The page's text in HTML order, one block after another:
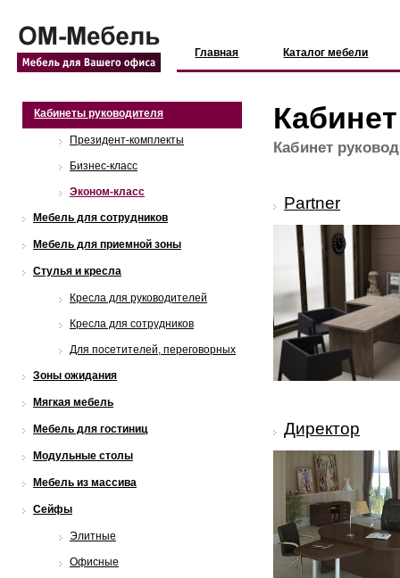
Главная Каталог мебели
Кабинеты руководителя
Президент-комплекты
Бизнес-класс
Эконом-класс
Мебель для сотрудников
Мебель для приемной зоны
Стулья и кресла
Кресла для руководителей
Кресла для сотрудников
Для посетителей, переговорных
Зоны ожидания
Мягкая мебель
Мебель для гостиниц
Модульные столы
Мебель из массива
Сейфы
Элитные
Офисные
Кабинет
Partner
Директор